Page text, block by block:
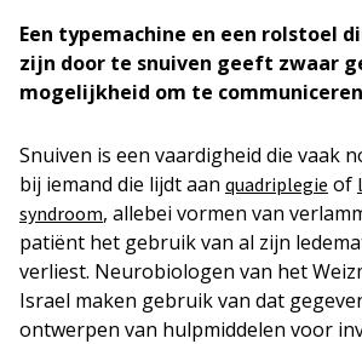
Een typemachine en een rolstoel
zijn door te snuiven geeft zwaar
mogelijkheid om te
Snuiven is een vaardigheid die vaak
bij iemand die lijdt aan quadriplegie of
syndroom, allebei vormen van
patiënt het gebruik van al zijn
verliest. Neurobiologen van het
Israel maken gebruik van dat
ontwerpen van hulpmiddelen voor